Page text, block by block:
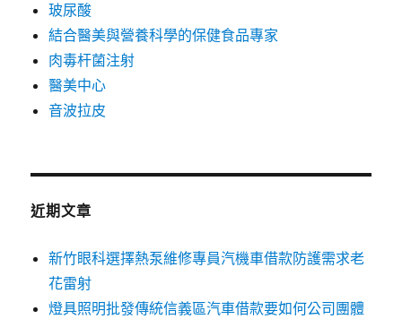
玻尿酸
結合醫美與營養科學的保健食品專家
肉毒杆菌注射
醫美中心
音波拉皮
近期文章
新竹眼科選擇熱泵維修專員汽機車借款防護需求老
花雷射
燈具照明批發傳統信義區汽車借款要如何公司團體